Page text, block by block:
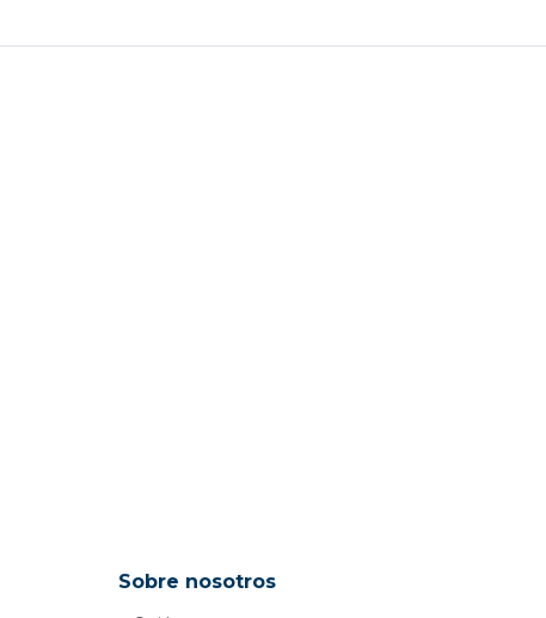
Sobre nosotros